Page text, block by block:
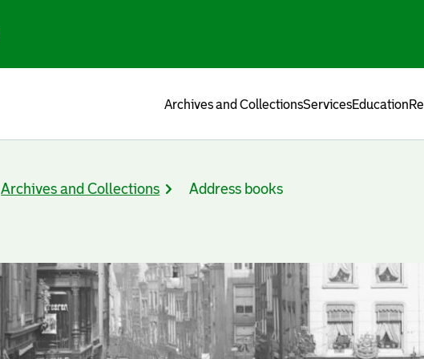
Archives and CollectionsServicesEducation
Archives and Collections Address books